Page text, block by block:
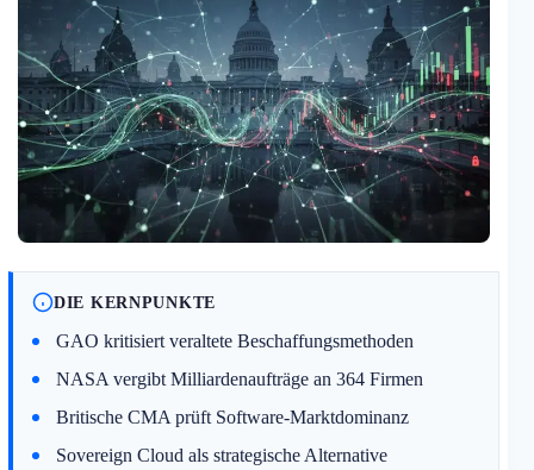
DIE KERNPUNKTE
GAO kritisiert veraltete Beschaffungsmethoden
NASA vergibt Milliardenaufträge an 364 Firmen
Britische CMA prüft Software-Marktdominanz
Sovereign Cloud als strategische Alternative